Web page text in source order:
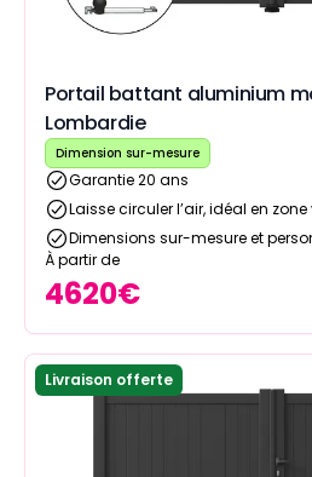
Portail battant aluminium
Lombardie
Dimension sur-mesure
Garantie 20 ans
Laisse circuler l’air, idéal en
Dimensions sur-mesure et
À partir de
4620€
Livraison offerte